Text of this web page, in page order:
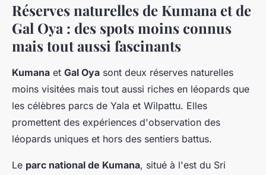
Réserves naturelles de Kumana et de
Gal Oya : des spots moins connus
mais tout aussi fascinants
Kumana et Gal Oya sont deux réserves naturelles
moins visitées mais tout aussi riches en léopards que
les célèbres parcs de Yala et Wilpattu. Elles
promettent des expériences d'observation des
léopards uniques et hors des sentiers battus.
Le parc national de Kumana, situé à l'est du Sri